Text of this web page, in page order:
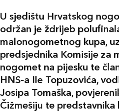
U sjedištu Hrvatskog
održan je ždrijeb
malonogometnog kupa,
predsjednika Komisije za
nogomet na pijesku te
HNS-a Ile Topuzovića,
Josipa Tomaška,
Čižmešiju te